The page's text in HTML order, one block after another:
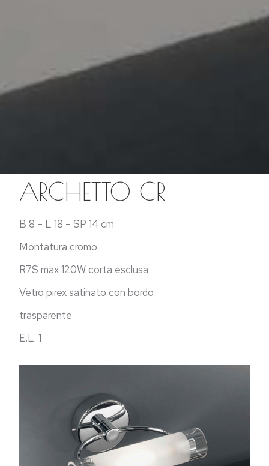
ARCHETTO CR
B 8 – L 18 – SP 14 cm
Montatura cromo
R7S max 120W corta esclusa
Vetro pirex satinato con bordo
trasparente
E.L. 1